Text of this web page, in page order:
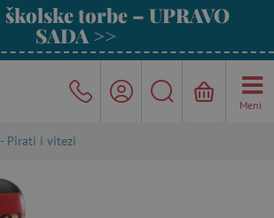
školske torbe – UPRAVO
SADA >>
Meni
Pirati i vitezi